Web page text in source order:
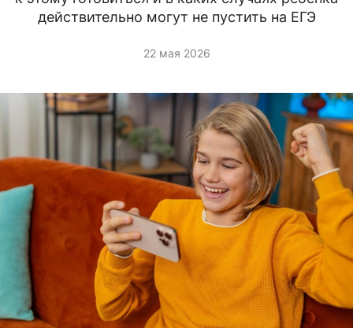
действительно могут не пустить на ЕГЭ
22 мая 2026